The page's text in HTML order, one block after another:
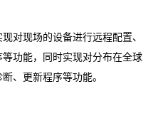
对现场的设备进行远程配置、
功能，同时实现对分布在全球
、更新程序等功能。